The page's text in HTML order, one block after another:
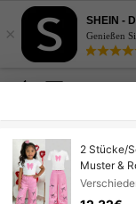
×
SHEIN -
Genießen
2 Stücke/
Muster &
Vielseitig,